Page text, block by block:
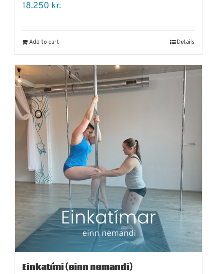
18.250 kr.
Add to cart Details
Einkatími (einn nemandi)